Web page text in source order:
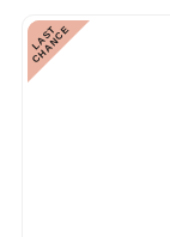
L
A
S
T
C
H
A
N
C
E